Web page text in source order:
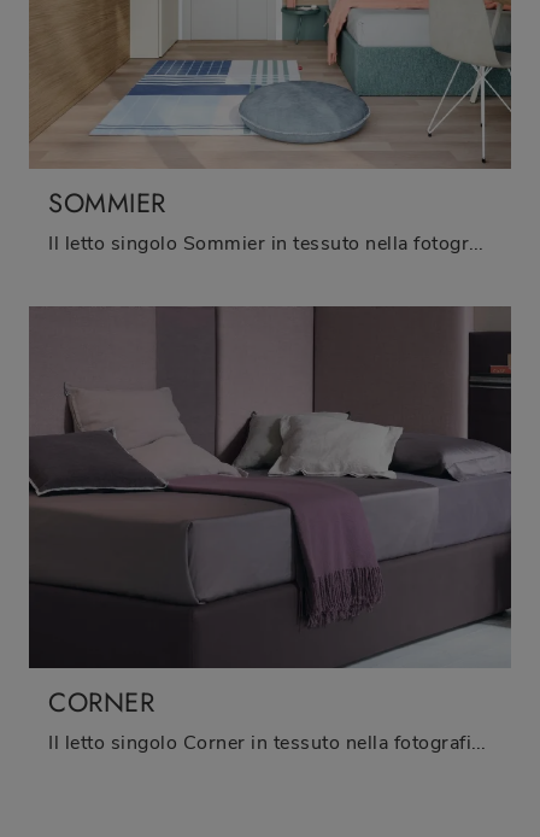
SOMMIER
Il letto singolo Sommier in tessuto nella fotografia, tra i modelli sommier moderni di Nidi, è pensato per garantire il sonno più profondo.
CORNER
Il letto singolo Corner in tessuto nella fotografia, tra i modelli sommier moderni di Tomasella, è pensato per garantire il relax totale.